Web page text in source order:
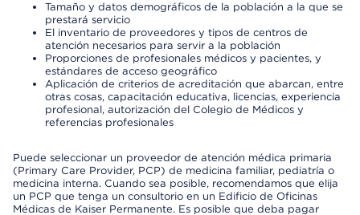
Tamaño y datos demográficos de la población a la que se
prestará servicio
El inventario de proveedores y tipos de centros de
atención necesarios para servir a la población
Proporciones de profesionales médicos y pacientes, y
estándares de acceso geográfico
Aplicación de criterios de acreditación que abarcan, entre
otras cosas, capacitación educativa, licencias, experiencia
profesional, autorización del Colegio de Médicos y
referencias profesionales
Puede seleccionar un proveedor de atención médica primaria
(Primary Care Provider, PCP) de medicina familiar, pediatría o
medicina interna. Cuando sea posible, recomendamos que elija
un PCP que tenga un consultorio en un Edificio de Oficinas
Médicas de Kaiser Permanente. Es posible que deba pagar